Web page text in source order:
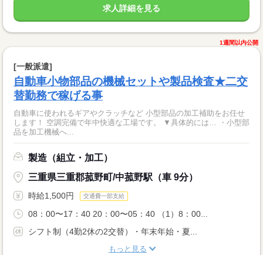
求人詳細を見る
1週間以内公開
[一般派遣]
自動車小物部品の機械セットや製品検査★二交
替勤務で稼げる事
自動車に使われるギアやクラッチなど 小型部品の加工補助をお任せ
します！ 空調完備で年中快適な工場です。 ▼具体的には… ・小型部
品を加工機械へ...
製造（組立・加工）
三重県三重郡菰野町/中菰野駅（車 9分）
時給1,500円 交通費一部支給
08：00〜17：40 20：00〜05：40 （1）8：00...
シフト制（4勤2休の2交替）・年末年始・夏...
もっと見る